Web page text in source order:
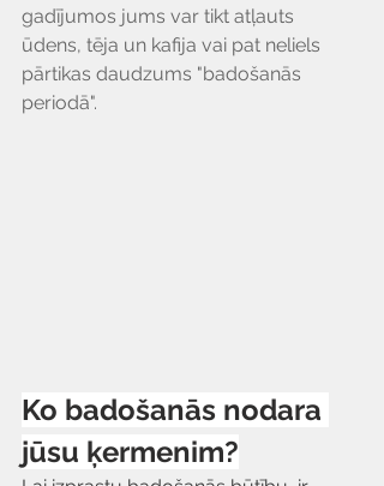
gadījumos jums var tikt atļauts
ūdens, tēja un kafija vai pat neliels
pārtikas daudzums "badošanās
periodā".
Ko badošanās nodara
jūsu ķermenim?